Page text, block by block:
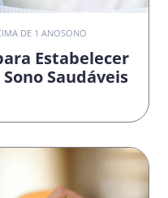
DE 1 ANOSONO
Estabelecer
Saudáveis